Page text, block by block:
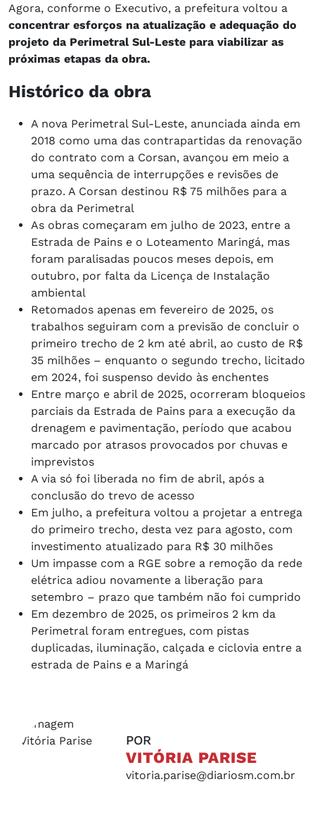
Agora, conforme o Executivo, a prefeitura voltou a
concentrar esforços na atualização e adequação do
projeto da Perimetral Sul-Leste para viabilizar as
próximas etapas da obra.
Histórico da obra
A nova Perimetral Sul-Leste, anunciada ainda em
2018 como uma das contrapartidas da renovação
do contrato com a Corsan, avançou em meio a
uma sequência de interrupções e revisões de
prazo. A Corsan destinou R$ 75 milhões para a
obra da Perimetral
As obras começaram em julho de 2023, entre a
Estrada de Pains e o Loteamento Maringá, mas
foram paralisadas poucos meses depois, em
outubro, por falta da Licença de Instalação
ambiental
Retomados apenas em fevereiro de 2025, os
trabalhos seguiram com a previsão de concluir o
primeiro trecho de 2 km até abril, ao custo de R$
35 milhões – enquanto o segundo trecho, licitado
em 2024, foi suspenso devido às enchentes
Entre março e abril de 2025, ocorreram bloqueios
parciais da Estrada de Pains para a execução da
drenagem e pavimentação, período que acabou
marcado por atrasos provocados por chuvas e
imprevistos
A via só foi liberada no fim de abril, após a
conclusão do trevo de acesso
Em julho, a prefeitura voltou a projetar a entrega
do primeiro trecho, desta vez para agosto, com
investimento atualizado para R$ 30 milhões
Um impasse com a RGE sobre a remoção da rede
elétrica adiou novamente a liberação para
setembro – prazo que também não foi cumprido
Em dezembro de 2025, os primeiros 2 km da
Perimetral foram entregues, com pistas
duplicadas, iluminação, calçada e ciclovia entre a
estrada de Pains e a Maringá
POR
VITÓRIA PARISE
vitoria.parise@diariosm.com.br